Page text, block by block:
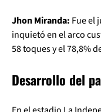
Jhon Miranda: Fue el
inquietó en el arco
58 toques y el 78,8%
Desarrollo del